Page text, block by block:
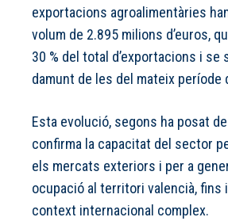
exportacions agroalimentàries
volum de 2.895 milions d’euros,
30 % del total d’exportacions i se
damunt de les del mateix període
Esta evolució, segons ha posat
confirma la capacitat del sector
els mercats exteriors i per a
ocupació al territori valencià, fins
context internacional complex.